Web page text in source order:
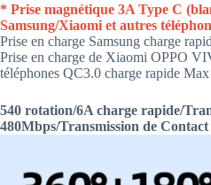
* Prise magnétique 3A Type C
Samsung/Xiaomi et autres
Prise en charge Samsung charge
Prise en charge de Xiaomi OPPO
téléphones QC3.0 charge rapide
540 rotation/6A charge rapide/
480Mbps/Transmission de